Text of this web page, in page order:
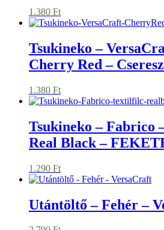
1.380 Ft
Tsukineko –
Cherry Red –
1.380 Ft
Tsukineko – Fabrico
Real Black –
1.290 Ft
Utántöltő – Fehér –